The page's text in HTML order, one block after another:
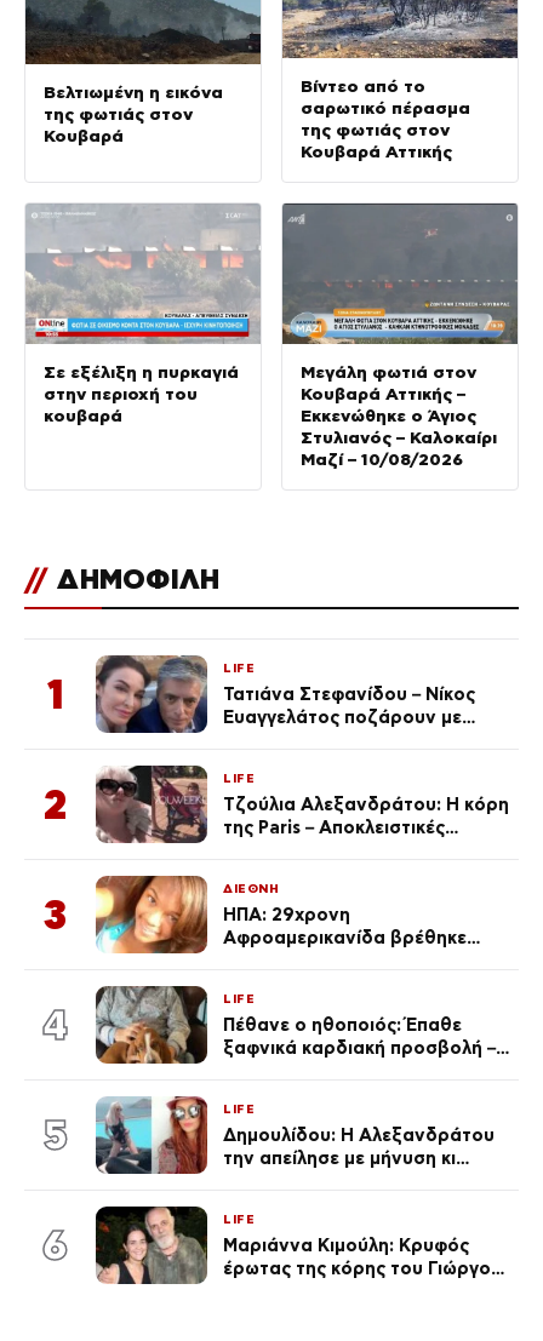
Βελτιωμένη η εικόνα
της φωτιάς στον
Κουβαρά
Βίντεο από το
σαρωτικό πέρασμα
της φωτιάς στον
Κουβαρά Αττικής
Σε εξέλιξη η πυρκαγιά
στην περιοχή του
κουβαρά
Μεγάλη φωτιά στον
Κουβαρά Αττικής –
Εκκενώθηκε ο Άγιος
Στυλιανός – Καλοκαίρι
Μαζί – 10/08/2026
// ΔΗΜΟΦΙΛΗ
1
LIFE
Τατιάνα Στεφανίδου – Νίκος
Ευαγγελάτος ποζάρουν με
2
LIFE
Τζούλια Αλεξανδράτου: Η κόρη
της Paris – Αποκλειστικές
3
ΔΙΕΘΝΗ
ΗΠΑ: 29χρονη
Αφροαμερικανίδα βρέθηκε
4
LIFE
Πέθανε ο ηθοποιός: Έπαθε
ξαφνικά καρδιακή προσβολή – Η
5
LIFE
Δημουλίδου: Η Αλεξανδράτου
την απείλησε με μήνυση κι
ποια είσαι σοκαρίστικα»
6
LIFE
Μαριάννα Κιμούλη: Κρυφός
έρωτας της κόρης του Γιώργου,